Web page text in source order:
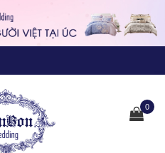
0